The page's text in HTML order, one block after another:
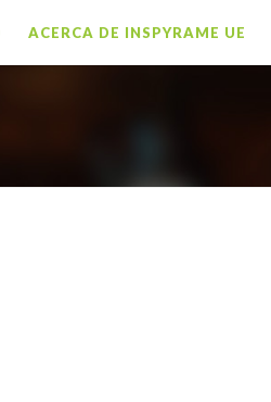
ACERCA DE INSPYRAME UE